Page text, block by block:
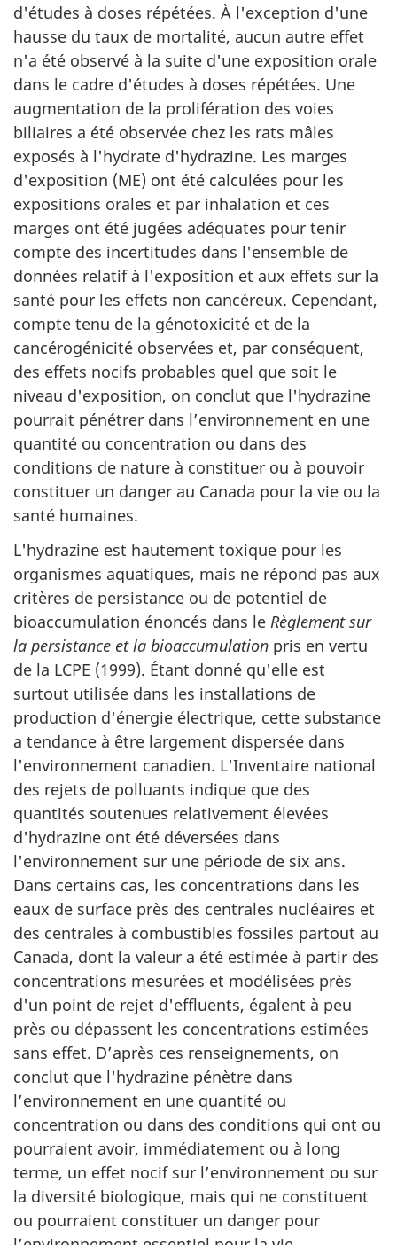
d'études à doses répétées. À l'exception d'une
hausse du taux de mortalité, aucun autre effet
n'a été observé à la suite d'une exposition orale
dans le cadre d'études à doses répétées. Une
augmentation de la prolifération des voies
biliaires a été observée chez les rats mâles
exposés à l'hydrate d'hydrazine. Les marges
d'exposition (ME) ont été calculées pour les
expositions orales et par inhalation et ces
marges ont été jugées adéquates pour tenir
compte des incertitudes dans l'ensemble de
données relatif à l'exposition et aux effets sur la
santé pour les effets non cancéreux. Cependant,
compte tenu de la génotoxicité et de la
cancérogénicité observées et, par conséquent,
des effets nocifs probables quel que soit le
niveau d'exposition, on conclut que l'hydrazine
pourrait pénétrer dans l’environnement en une
quantité ou concentration ou dans des
conditions de nature à constituer ou à pouvoir
constituer un danger au Canada pour la vie ou la
santé humaines.
L'hydrazine est hautement toxique pour les
organismes aquatiques, mais ne répond pas aux
critères de persistance ou de potentiel de
bioaccumulation énoncés dans le Règlement sur
la persistance et la bioaccumulation pris en vertu
de la LCPE (1999). Étant donné qu'elle est
surtout utilisée dans les installations de
production d'énergie électrique, cette substance
a tendance à être largement dispersée dans
l'environnement canadien. L'Inventaire national
des rejets de polluants indique que des
quantités soutenues relativement élevées
d'hydrazine ont été déversées dans
l'environnement sur une période de six ans.
Dans certains cas, les concentrations dans les
eaux de surface près des centrales nucléaires et
des centrales à combustibles fossiles partout au
Canada, dont la valeur a été estimée à partir des
concentrations mesurées et modélisées près
d'un point de rejet d'effluents, égalent à peu
près ou dépassent les concentrations estimées
sans effet. D’après ces renseignements, on
conclut que l'hydrazine pénètre dans
l’environnement en une quantité ou
concentration ou dans des conditions qui ont ou
pourraient avoir, immédiatement ou à long
terme, un effet nocif sur l’environnement ou sur
la diversité biologique, mais qui ne constituent
ou pourraient constituer un danger pour